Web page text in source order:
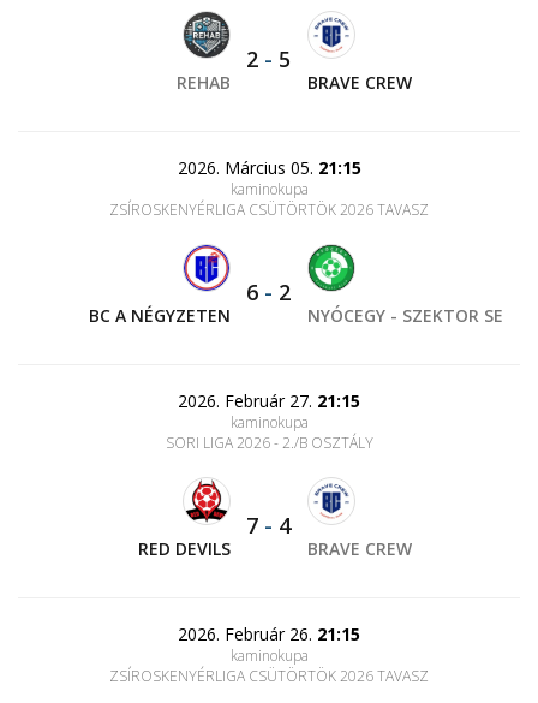
REHAB
2 - 5
BRAVE CREW
2026. Március 05. 21:15
kaminokupa
ZSÍROSKENYÉRLIGA CSÜTÖRTÖK 2026 TAVASZ
BC A NÉGYZETEN
6 - 2
NYÓCEGY - SZEKTOR SE
2026. Február 27. 21:15
kaminokupa
SORI LIGA 2026 - 2./B OSZTÁLY
RED DEVILS
7 - 4
BRAVE CREW
2026. Február 26. 21:15
kaminokupa
ZSÍROSKENYÉRLIGA CSÜTÖRTÖK 2026 TAVASZ